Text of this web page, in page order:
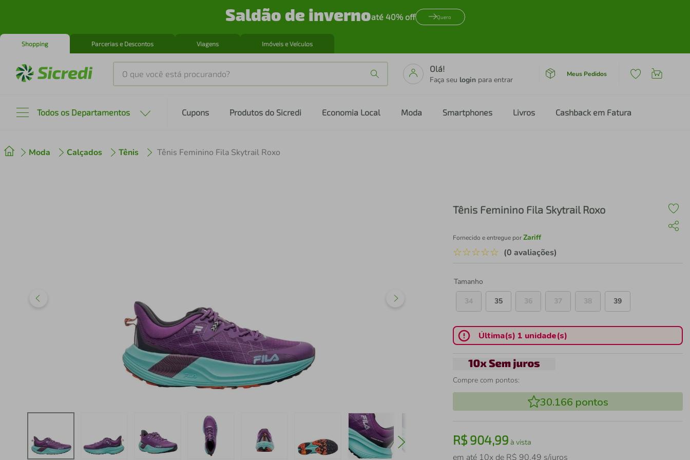
Saldão de invernoaté 40% off Quero
Shopping Parcerias e Descontos Viagens Imóveis e Veículos
O que você está procurando?
Olá!
Faça seu login para entrar
Meus Pedidos
Todos os Departamentos Cupons Produtos do Sicredi Economia Local Moda Smartphones Livros Cashback em Fatura
Moda Calçados Tênis Tênis Feminino Fila Skytrail Roxo
Tênis Feminino Fila Skytrail Roxo
Fornecido e entregue porZariff
☆☆☆☆☆ (0 avaliações)
Tamanho
34
35 36 37 38 39
Última(s) 1 unidade(s)
Compre com pontos:
30.166 pontos
R$904,99 à vista
em até 10x de R$ 90,49 s/juros
2 cafeteira